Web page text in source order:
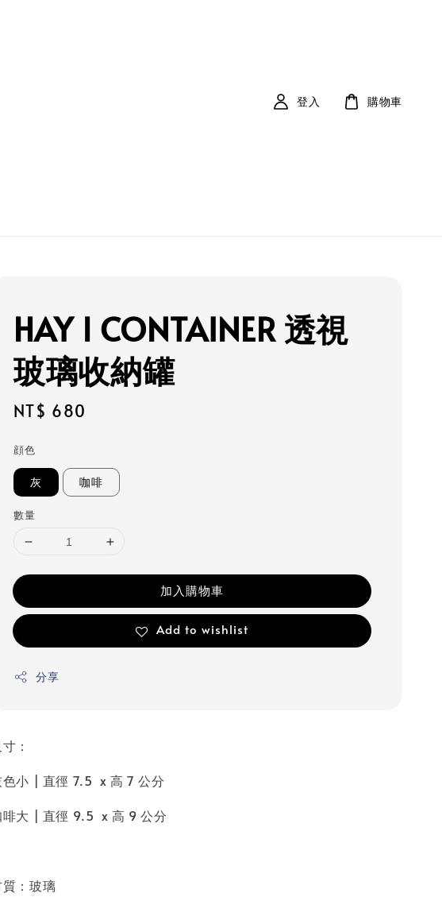
登入 購物車
HAY l CONTAINER 透視
玻璃收納罐
Regular
NT$ 680
顔色
灰 咖啡
數量
加入購物車
Add to wishlist
分享
：
色小 | 直徑 7.5 x 高 7 公分
啡大 | 直徑 9.5 x 高 9 公分
：玻璃